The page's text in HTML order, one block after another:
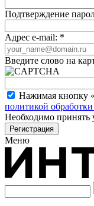
Подтверждение
Адрес e-mail: *
Введите слово на
Нажимая кнопку
политикой
Необходимо принять
Меню